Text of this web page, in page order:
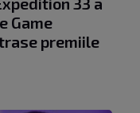
Game
premiile